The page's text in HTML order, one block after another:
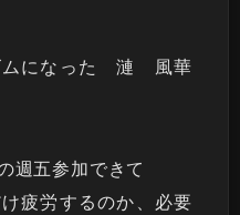
ムになった 漣 風華
週五参加できて
疲労するのか、必要